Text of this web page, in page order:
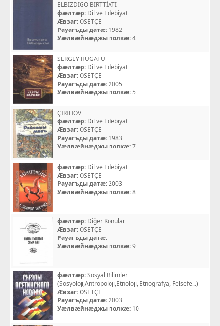
ELBIZDIGO BIRTTİATI
фæлтæр: Dil ve Edebiyat
Æвзаг:OSETÇE
Рауагъды датæ: 1982
Уæлвæйнæджы полкæ:4
SERGEY HUGATU
фæлтæр: Dil ve Edebiyat
Æвзаг:OSETÇE
Рауагъды датæ:2005
Уæлвæйнæджы полкæ: 5
ÇİRİHOV
фæлтæр: Dil ve Edebiyat
Æвзаг:OSETÇE
Рауагъды датæ: 1983
Уæлвæйнæджы полкæ:7
фæлтæр: Dil ve Edebiyat
Æвзаг:OSETÇE
Рауагъды датæ:2003
Уæлвæйнæджы полкæ:8
фæлтæр: Diğer Konular
Æвзаг:OSETÇE
Рауагъды датæ:
Уæлвæйнæджы полкæ:9
фæлтæр:Sosyal Bilimler
(Sosyoloji,Antropoloji,Etnoloji, Etnografya, Felsefe...)
Æвзаг:OSETÇE
Рауагъды датæ:2003
Уæлвæйнæджы полкæ: 10